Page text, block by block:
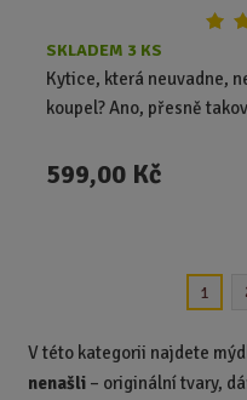
SKLADEM 3 KS
Kytice, která neuvadne,
koupel? Ano, přesně
599,00 Kč
1
V této kategorii najdete
nenašli– originální tvary,